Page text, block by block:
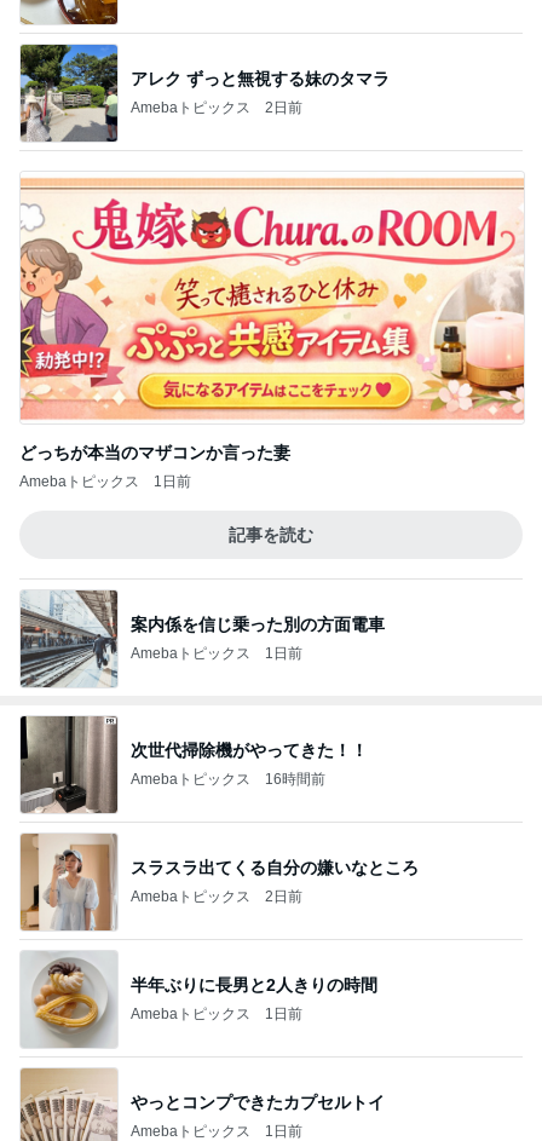
アレク ずっと無視する妹のタマラ
Amebaトピックス 2日前
どっちが本当のマザコンか言った妻
Amebaトピックス 1日前
記事を読む
案内係を信じ乗った別の方面電車
Amebaトピックス 1日前
次世代掃除機がやってきた！！
Amebaトピックス 16時間前
スラスラ出てくる自分の嫌いなところ
Amebaトピックス 2日前
半年ぶりに長男と2人きりの時間
Amebaトピックス 1日前
やっとコンプできたカプセルトイ
Amebaトピックス 1日前